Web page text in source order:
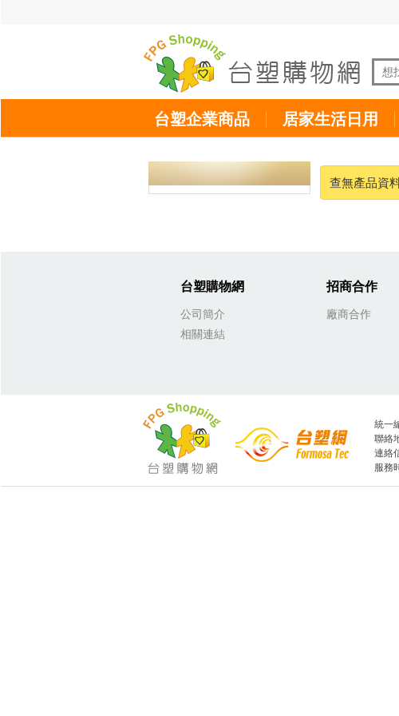
台塑企業商品 居家生活日用
查無產品資
台塑購物網
公司簡介
相關連結
招商合作
廠商合作
統一
聯絡
連絡
服務